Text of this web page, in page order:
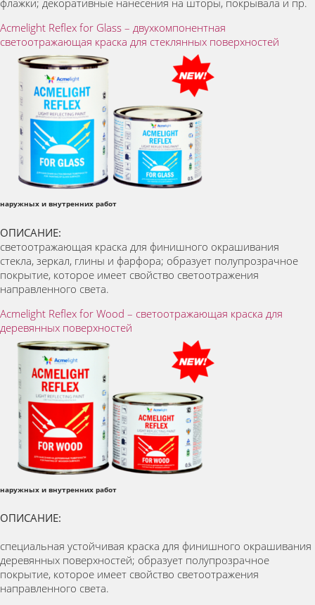
флажки; декоративные нанесения на шторы, покрывала и пр.
Acmelight Reflex for Glass – двухкомпонентная
светоотражающая краска для стеклянных поверхностей
наружных и внутренних работ
ОПИСАНИЕ:
светоотражающая краска для финишного окрашивания
стекла, зеркал, глины и фарфора; образует полупрозрачное
покрытие, которое имеет свойство светоотражения
направленного света.
Acmelight Reflex for Wood – светоотражающая краска для
деревянных поверхностей
наружных и внутренних работ
ОПИСАНИЕ:
специальная устойчивая краска для финишного окрашивания
деревянных поверхностей; образует полупрозрачное
покрытие, которое имеет свойство светоотражения
направленного света.